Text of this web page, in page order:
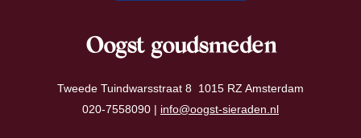
Oogst goudsmeden
Tweede Tuindwarsstraat 8 1015 RZ Amsterdam
020-7558090 | info@oogst-sieraden.nl